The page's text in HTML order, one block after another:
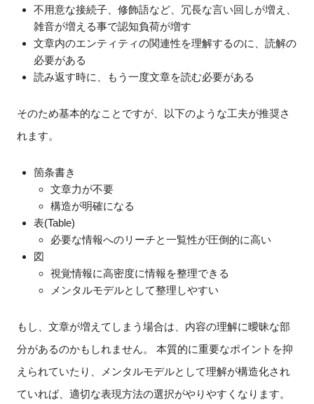
不用意な接続子、修飾語など、冗長な言い回しが増え、
雑音が増える事で認知負荷が増す
文章内のエンティティの関連性を理解するのに、読解の
必要がある
読み返す時に、もう一度文章を読む必要がある
そのため基本的なことですが、以下のような工夫が推奨さ
れます。
箇条書き
文章力が不要
構造が明確になる
表(Table)
必要な情報へのリーチと一覧性が圧倒的に高い
図
視覚情報に高密度に情報を整理できる
メンタルモデルとして整理しやすい
もし、文章が増えてしまう場合は、内容の理解に曖昧な部
分があるのかもしれません。 本質的に重要なポイントを抑
えられていたり、メンタルモデルとして理解が構造化され
ていれば、適切な表現方法の選択がやりやすくなります。